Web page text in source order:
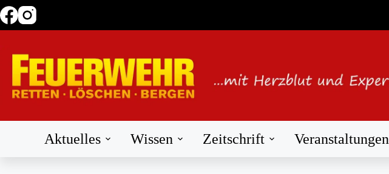
Zum
Inhalt
Aktuelles Wissen Zeitschrift Veranstaltungen